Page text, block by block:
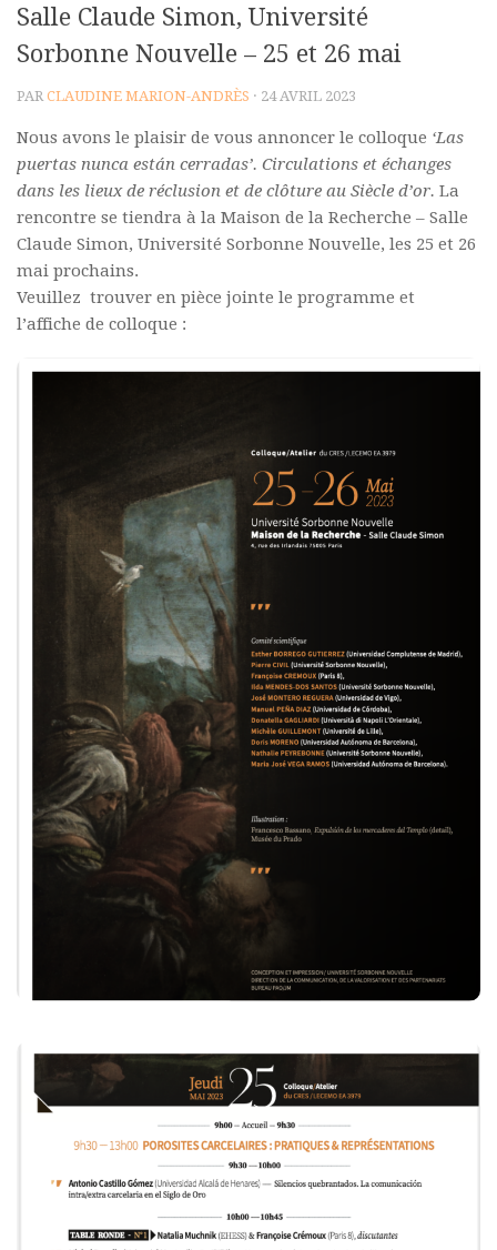
Polifonia
Concours
Rapports
Agrégation et Capes
CPGE
« Au menu »
Actualités
Annonces
Minutes de Fred
Commander un numéro PDF
Commander un numéro papier
Pour publier / Normes
Pour publier
Normes typographiques
Salle Claude Simon, Université
Sorbonne Nouvelle – 25 et 26 mai
PAR CLAUDINE MARION-ANDRÈS · 24 AVRIL 2023
Nous avons le plaisir de vous annoncer le colloque ‘Las
puertas nunca están cerradas’. Circulations et échanges
dans les lieux de réclusion et de clôture au Siècle d’or. La
rencontre se tiendra à la Maison de la Recherche – Salle
Claude Simon, Université Sorbonne Nouvelle, les 25 et 26
mai prochains.
Veuillez trouver en pièce jointe le programme et
l’affiche de colloque :